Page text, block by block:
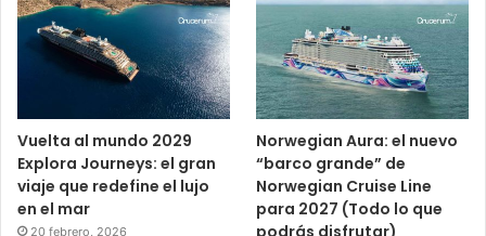
Vuelta al mundo 2029
Explora Journeys: el gran
viaje que redefine el lujo
en el mar
20 febrero, 2026
Norwegian Aura: el nuevo
“barco grande” de
Norwegian Cruise Line
para 2027 (Todo lo que
podrás disfrutar)